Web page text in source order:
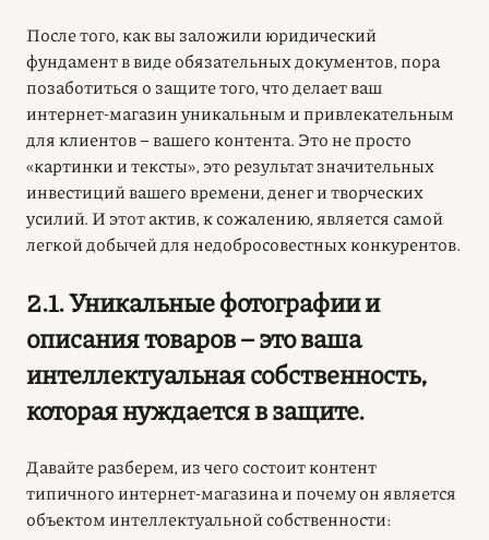
После того, как вы заложили юридический
фундамент в виде обязательных документов, пора
позаботиться о защите того, что делает ваш
интернет-магазин уникальным и привлекательным
для клиентов – вашего контента. Это не просто
«картинки и тексты», это результат значительных
инвестиций вашего времени, денег и творческих
усилий. И этот актив, к сожалению, является самой
легкой добычей для недобросовестных конкурентов.
2.1. Уникальные фотографии и
описания товаров – это ваша
интеллектуальная собственность,
которая нуждается в защите.
Давайте разберем, из чего состоит контент
типичного интернет-магазина и почему он является
объектом интеллектуальной собственности: